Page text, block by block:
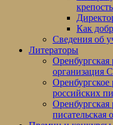
Как
Сведения об
Литераторы
Оренбургская
организация
Оренбургское
российских
Оренбургская
писательская